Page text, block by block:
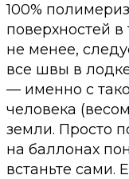
100%
поверхностей в
не менее,
все швы в
— именно с
человека
земли. Просто
на баллонах
встаньте сами.